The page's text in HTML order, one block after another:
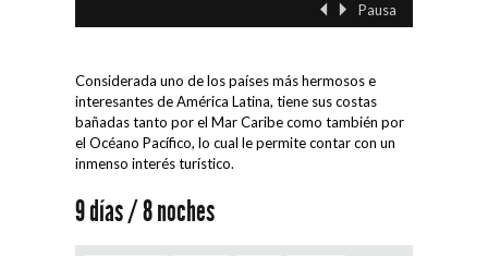
Pausa
Considerada uno de los países más hermosos e
interesantes de América Latina, tiene sus costas
bañadas tanto por el Mar Caribe como también por
el Océano Pacífico, lo cual le permite contar con un
inmenso interés turístico.
9 días / 8 noches